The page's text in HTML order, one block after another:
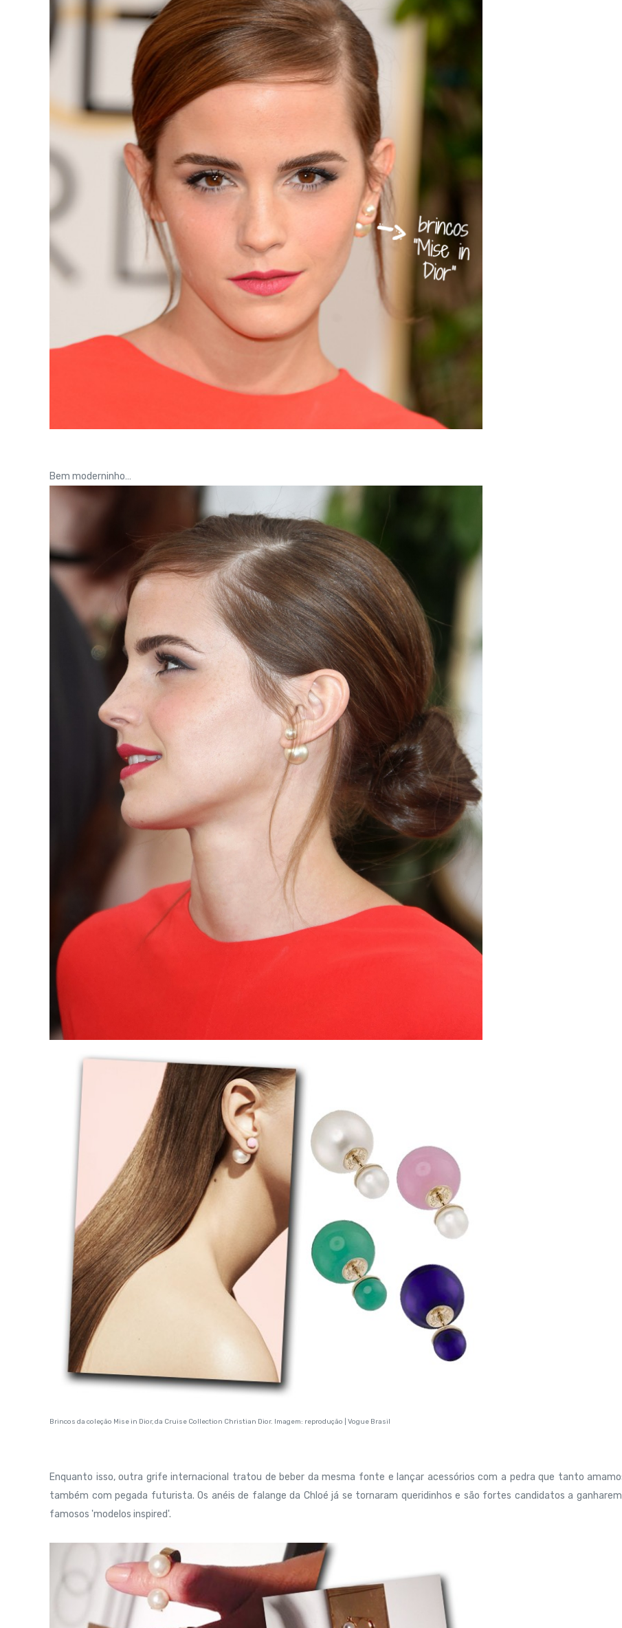
Bem moderninho…
Brincos da coleção Mise in Dior, da Cruise Collection Christian Dior. Imagem: reprodução | Vogue Brasil
Enquanto isso, outra grife internacional tratou de beber da mesma fonte e lançar acessórios com a pedra que tanto
também com pegada futurista. Os anéis de falange da Chloé já se tornaram queridinhos e são fortes candidatos a
famosos 'modelos inspired'.